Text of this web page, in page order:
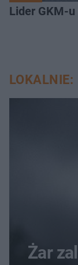
Lider GKM-
LOKALNIE:
Żar